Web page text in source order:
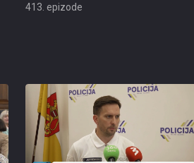
413. epizode